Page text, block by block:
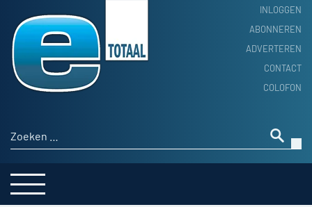
INLOGGEN
ABONNEREN
ADVERTEREN
CONTACT
COLOFON
Zoeken naar:
HOME
PRODUCTNIEUWS
ACHTERGROND
THEMA’S
SERVICE